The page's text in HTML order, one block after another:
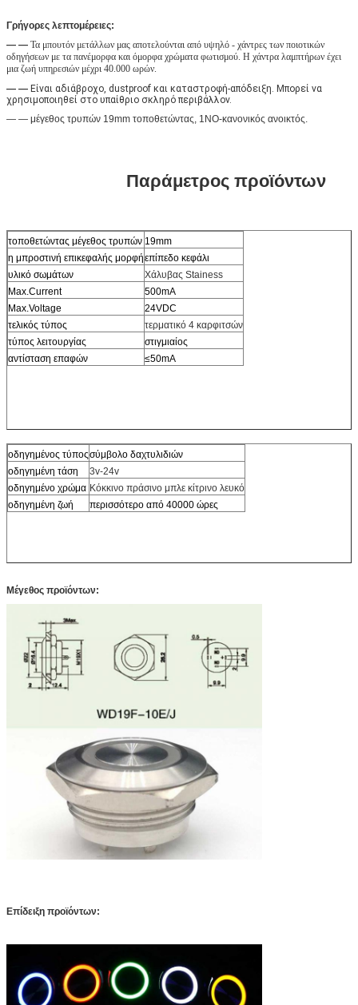
Γρήγορες λεπτομέρειες:
— — Τα μπουτόν μετάλλων μας αποτελούνται από υψηλό - χάντρες των ποιοτικών
οδηγήσεων με τα πανέμορφα και όμορφα χρώματα φωτισμού. Η χάντρα λαμπτήρων έχει
μια ζωή υπηρεσιών μέχρι 40.000 ωρών.
— — Είναι αδιάβροχο, dustproof και καταστροφή-απόδειξη. Μπορεί να
χρησιμοποιηθεί στο υπαίθριο σκληρό περιβάλλον.
— — μέγεθος τρυπών 19mm τοποθετώντας, 1NO-κανονικός ανοικτός.
Παράμετρος προϊόντων
τοποθετώντας μέγεθος τρυπών 19mm
η μπροστινή επικεφαλής μορφήεπίπεδο κεφάλι
υλικό σωμάτων
Χάλυβας Stainess
Max.Current
500mA
Max.Voltage
24VDC
τελικός τύπος
τερματικό 4 καρφιτσών
τύπος λειτουργίας
στιγμιαίος
αντίσταση επαφών
≤50mA
οδηγημένος τύποςσύμβολο δαχτυλιδιών
οδηγημένη τάση
3v-24v
οδηγημένο χρώμα Κόκκινο πράσινο μπλε κίτρινο λευκό
οδηγημένη ζωή
περισσότερο από 40000 ώρες
Μέγεθος προϊόντων:
Επίδειξη προϊόντων: